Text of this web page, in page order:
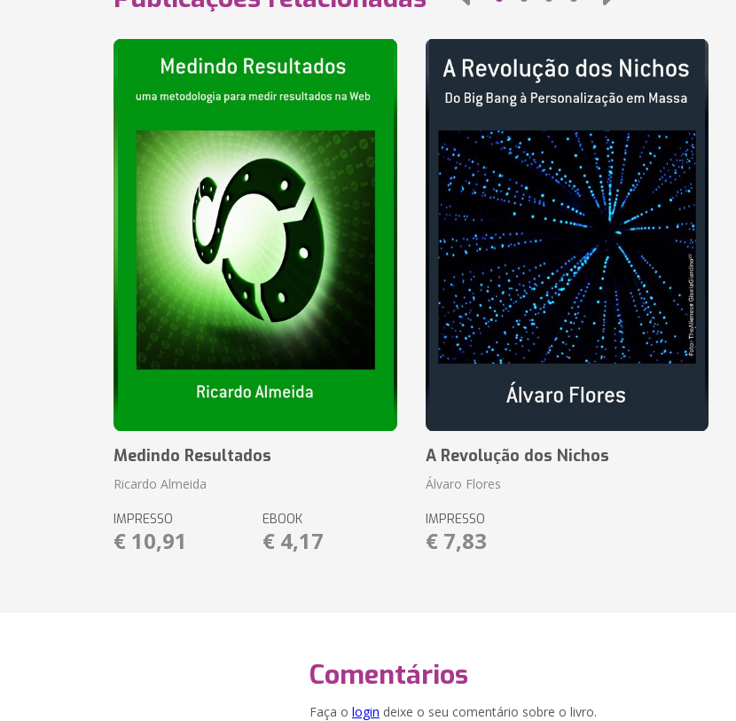
Medindo Resultados
Ricardo Almeida
IMPRESSO
€ 10,91
EBOOK
€ 4,17
A Revolução dos Nichos
Álvaro Flores
IMPRESSO
€ 7,83
Comentários
Faça o login deixe o seu comentário sobre o livro.